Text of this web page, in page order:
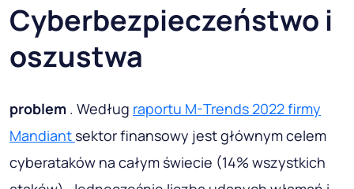
Cyberbezpieczeństwo i
oszustwa
problem . Według raportu M-Trends 2022 firmy
Mandiantsektor finansowy jest głównym celem
cyberataków na całym świecie (14% wszystkich